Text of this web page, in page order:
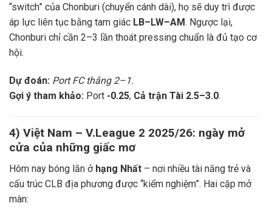
“switch” của Chonburi (chuyển cánh dài), họ sẽ duy trì được
áp lực liên tục bằng tam giác LB–LW–AM. Ngược lại,
Chonburi chỉ cần 2–3 lần thoát pressing chuẩn là đủ tạo cơ
hội.
Dự đoán: Port FC thắng 2–1.
Gợi ý tham khảo: Port -0.25, Cả trận Tài 2.5–3.0.
4) Việt Nam – V.League 2 2025/26: ngày mở
cửa của những giấc mơ
Hôm nay bóng lăn ở hạng Nhất – nơi nhiều tài năng trẻ và
cấu trúc CLB địa phương được “kiểm nghiệm”. Hai cặp mở
màn: